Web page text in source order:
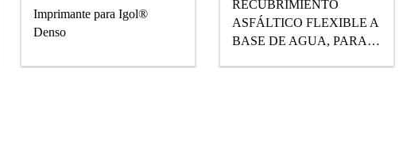
Imprimante para Igol®
Denso
RECUBRIMIENTO
ASFÁLTICO FLEXIBLE A
BASE DE AGUA, PARA